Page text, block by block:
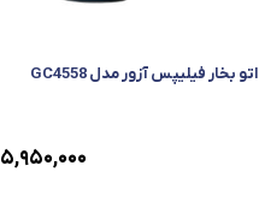
اتو بخار فیلیپس آزور مدل GC4558
۵,۹۵۰,۰۰۰